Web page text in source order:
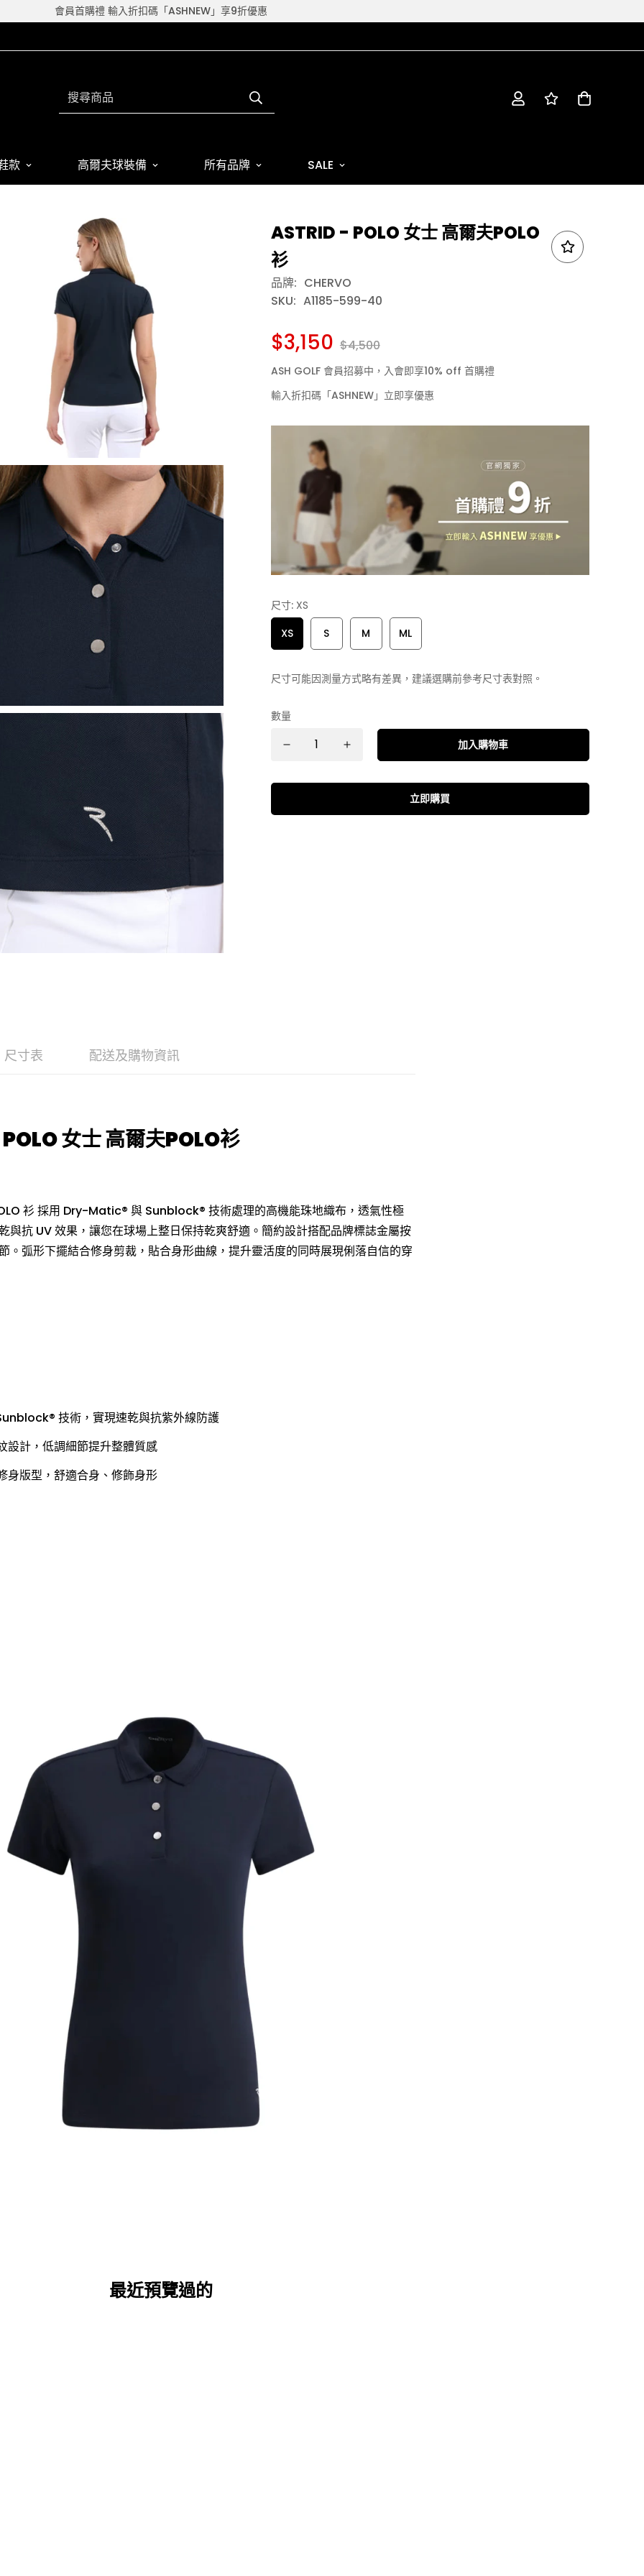
會員首購禮 輸入折扣碼「ASHNEW」享9折優惠
搜尋商品
款 高爾夫球裝備 所有品牌 SALE
ASTRID - POLO 女士 高爾夫POLO
衫
品牌: CHERVO
SKU: A1185-599-40
$3,150 $4,500
ASH GOLF 會員招募中，入會即享10% off 首購禮
輸入折扣碼「ASHNEW」立即享優惠
尺寸: XS
XS
S M ML
尺寸可能因測量方式略有差異，建議選購前參考尺寸表對照。
數量
加入購物車
立即購買
尺寸表 配送及購物資訊
女士 高爾夫POLO衫
衫 採用 Dry-Matic® 與 Sunblock® 技術處理的高機能珠地織布，透氣性極
與抗 UV 效果，讓您在球場上整日保持乾爽舒適。簡約設計搭配品牌標誌金屬按
。弧形下擺結合修身剪裁，貼合身形曲線，提升靈活度的同時展現俐落自信的穿
技術，實現速乾與抗紫外線防護
設計，低調細節提升整體質感
身版型，舒適合身、修飾身形
最近預覽過的